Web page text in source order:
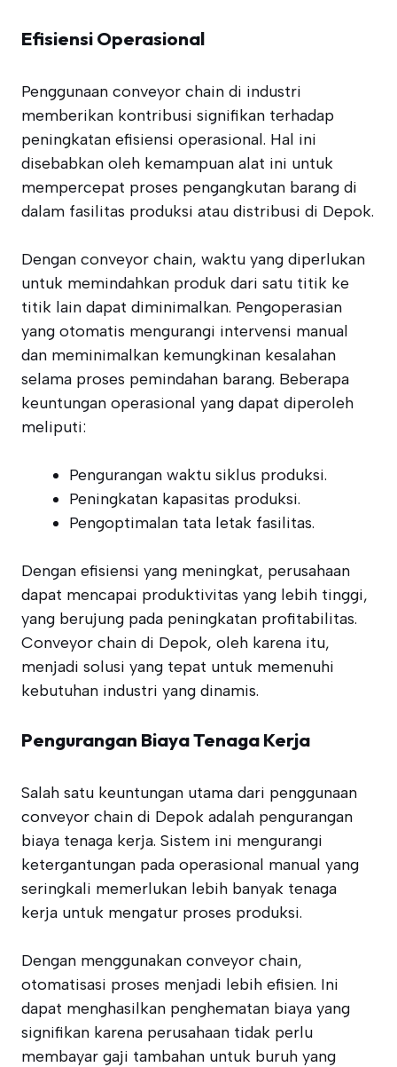
Efisiensi Operasional
Penggunaan conveyor chain di industri
memberikan kontribusi signifikan terhadap
peningkatan efisiensi operasional. Hal ini
disebabkan oleh kemampuan alat ini untuk
mempercepat proses pengangkutan barang di
dalam fasilitas produksi atau distribusi di Depok.
Dengan conveyor chain, waktu yang diperlukan
untuk memindahkan produk dari satu titik ke
titik lain dapat diminimalkan. Pengoperasian
yang otomatis mengurangi intervensi manual
dan meminimalkan kemungkinan kesalahan
selama proses pemindahan barang. Beberapa
keuntungan operasional yang dapat diperoleh
meliputi:
Pengurangan waktu siklus produksi.
Peningkatan kapasitas produksi.
Pengoptimalan tata letak fasilitas.
Dengan efisiensi yang meningkat, perusahaan
dapat mencapai produktivitas yang lebih tinggi,
yang berujung pada peningkatan profitabilitas.
Conveyor chain di Depok, oleh karena itu,
menjadi solusi yang tepat untuk memenuhi
kebutuhan industri yang dinamis.
Pengurangan Biaya Tenaga Kerja
Salah satu keuntungan utama dari penggunaan
conveyor chain di Depok adalah pengurangan
biaya tenaga kerja. Sistem ini mengurangi
ketergantungan pada operasional manual yang
seringkali memerlukan lebih banyak tenaga
kerja untuk mengatur proses produksi.
Dengan menggunakan conveyor chain,
otomatisasi proses menjadi lebih efisien. Ini
dapat menghasilkan penghematan biaya yang
signifikan karena perusahaan tidak perlu
membayar gaji tambahan untuk buruh yang